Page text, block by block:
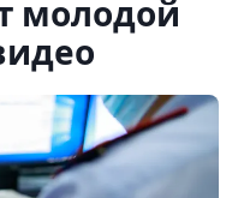
молодой